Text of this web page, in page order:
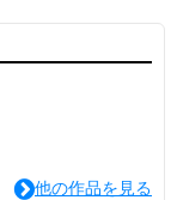
他の作品を見る